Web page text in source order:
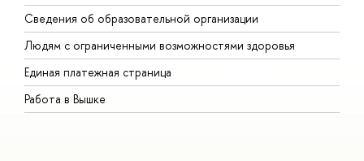
Сведения об образовательной организации
Людям с ограниченными возможностями здоровья
Единая платежная страница
Работа в Вышке